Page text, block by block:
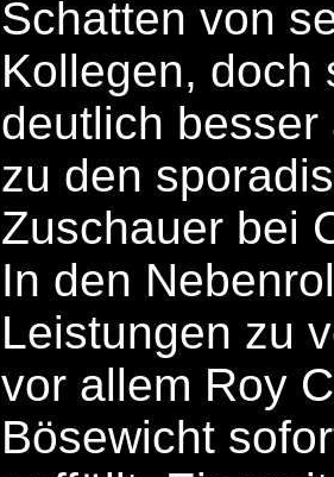
Schatten von
Kollegen, doch
deutlich
zu den
Zuschauer bei
In den
Leistungen zu
vor allem Roy
Bösewicht